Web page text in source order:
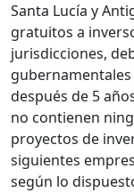
Santa Lucía y
gratuitos a
jurisdicciones,
después de 5
no contienen
proyectos de
siguientes
según lo